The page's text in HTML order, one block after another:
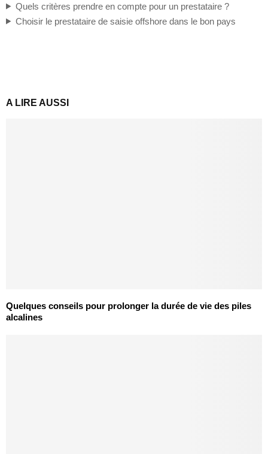
Quels critères prendre en compte pour un prestataire ?
Choisir le prestataire de saisie offshore dans le bon pays
A LIRE AUSSI
Quelques conseils pour prolonger la durée de vie des piles
alcalines